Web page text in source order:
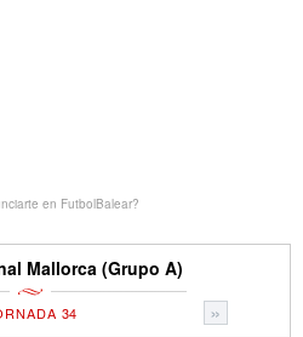
en FutbolBalear?
Mallorca (Grupo A)
»
34